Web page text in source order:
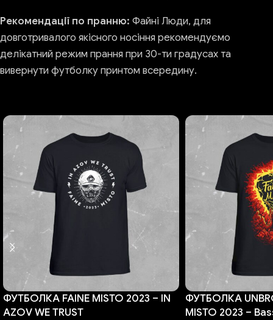
Рекомендації по пранню: Файні Люди, для
довготривалого якісного носіння рекомендуємо
делікатний режим прання при 30-ти градусах та
вивернути футболку принтом всередину.
ФУТБОЛКА FAINE MISTO 2023 – IN
AZOV WE TRUST
ФУТБОЛКА
MISTO 2023 –